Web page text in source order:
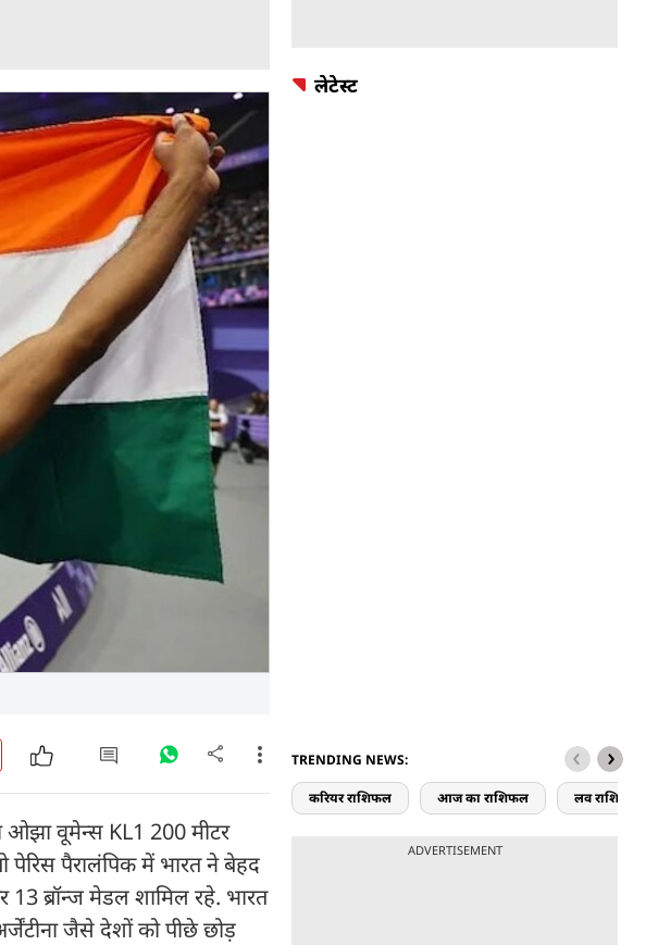
ओझा वूमेन्स KL1 200 मीटर
पेरिस पैरालंपिक में भारत ने बेहद
13 ब्रॉन्ज मेडल शामिल रहे. भारत
जैसे देशों को पीछे छोड़
लेटेस्ट
TRENDING NEWS:
करियर राशिफल आज का राशिफल लव राशिफल
ADVERTISEMENT